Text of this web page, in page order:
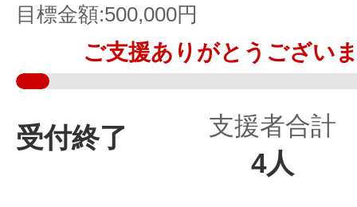
目標金額 500,000円
ご支援ありがとうござい
支援者合計
4人
受付終了